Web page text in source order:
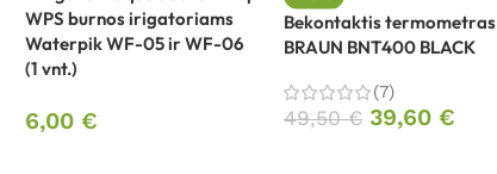
WPS burnos irigatoriams
Waterpik WF-05 ir WF-06
(1 vnt.)
6,00 €
Bekontaktis termometras
BRAUN BNT400 BLACK
(7)
49,50€ 39,60 €